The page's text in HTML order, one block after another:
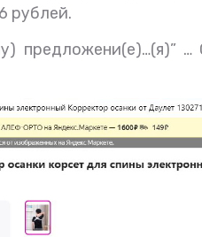
рублей.
предложени(е)…(я)” …